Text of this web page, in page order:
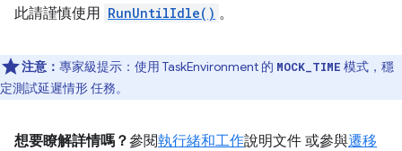
此請謹慎使用 RunUntilIdle() 。
注意： 專家級提示：使用 TaskEnvironment 的 MOCK_TIME 模式，穩
定測試延遲情形 任務。
想要瞭解詳情嗎？參閱執行緒和工作說明文件 或參與遷移